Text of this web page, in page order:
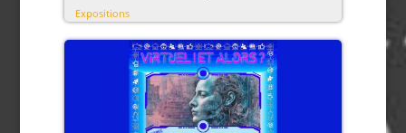
Expositions